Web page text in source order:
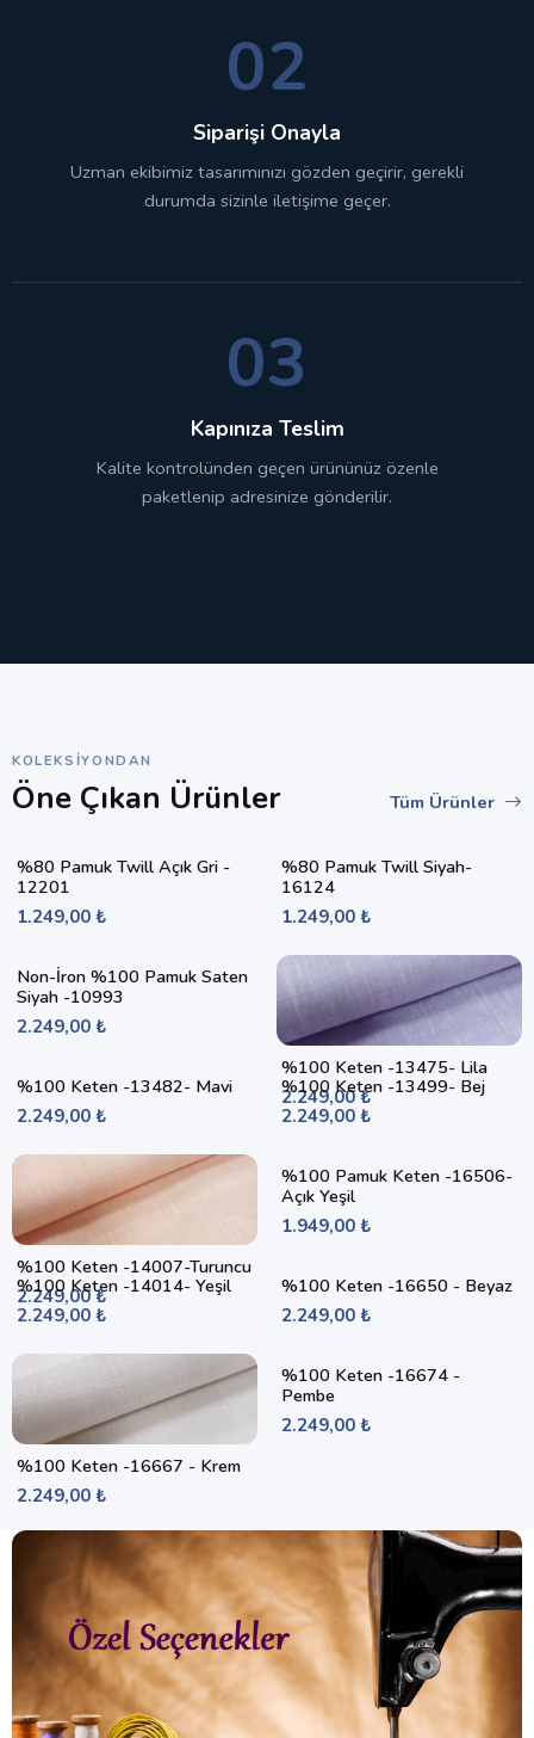
02
Siparişi Onayla
Uzman ekibimiz tasarımınızı gözden geçirir, gerekli
durumda sizinle iletişime geçer.
03
Kapınıza Teslim
Kalite kontrolünden geçen ürününüz özenle
paketlenip adresinize gönderilir.
KOLEKSIYONDAN
Öne Çıkan Ürünler Tüm Ürünler
%80 Pamuk Twill Açık Gri -
12201
1.249,00 ₺
%80 Pamuk Twill Siyah-
16124
1.249,00 ₺
Non-İron %100 Pamuk Saten
Siyah -10993
2.249,00 ₺
%100 Keten -13475- Lila
2.249,00 ₺
%100 Keten -13482- Mavi
2.249,00 ₺
%100 Keten -13499- Bej
2.249,00 ₺
%100 Keten -14007-Turuncu
2.249,00 ₺
%100 Pamuk Keten -16506-
Açık Yeşil
1.949,00 ₺
%100 Keten -14014- Yeşil
2.249,00 ₺
%100 Keten -16650 - Beyaz
2.249,00 ₺
%100 Keten -16667 - Krem
2.249,00 ₺
%100 Keten -16674 -
Pembe
2.249,00 ₺